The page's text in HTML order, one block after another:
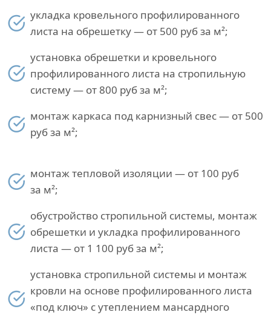
укладка кровельного профилированного
листа на обрешетку — от 500 руб за м²;
установка обрешетки и кровельного
профилированного листа на стропильную
систему — от 800 руб за м²;
монтаж каркаса под карнизный свес — от 500
руб за м²;
монтаж тепловой изоляции — от 100 руб
за м²;
обустройство стропильной системы, монтаж
обрешетки и укладка профилированного
листа — от 1 100 руб за м²;
установка стропильной системы и монтаж
кровли на основе профилированного листа
«под ключ» с утеплением мансардного